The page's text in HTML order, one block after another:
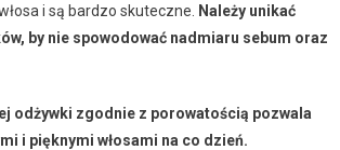
i są bardzo skuteczne.
Należy unikać
by nie spowodować nadmiaru sebum oraz
odżywki zgodnie z porowatością pozwala
i pięknymi włosami na co dzień.